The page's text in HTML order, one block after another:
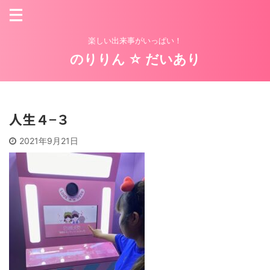
楽しい出来事がいっぱい！
のりりん ☆ だいあり
人生４−３
2021年9月21日